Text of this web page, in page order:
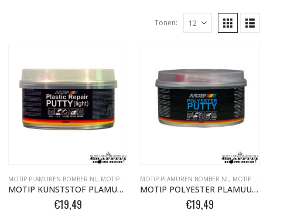
Tonen:
MOTIP PLAMUREN BOMBER.NL, MOTIP SPUITBUSSEN
MOTIP KUNSTSTOF PLAMUUR 420GR
€19,49
MOTIP PLAMUREN BOMBER.NL, MOTIP SPUITBUSSEN
MOTIP POLYESTER PLAMUUR 1000GR
€19,49